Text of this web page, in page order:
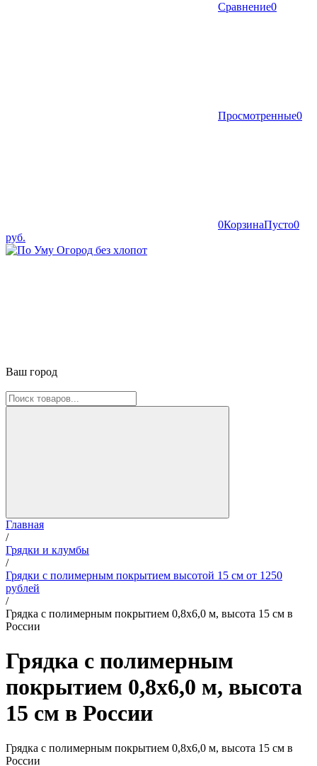
Сравнение0
Просмотренные0
0КорзинаПусто0
руб.
Ваш город
Главная
/
Грядки и клумбы
/
Грядки с полимерным покрытием высотой 15 см от 1250
рублей
/
Грядка с полимерным покрытием 0,8х6,0 м, высота 15 см в
России
Грядка с полимерным
покрытием 0,8х6,0 м, высота
15 см в России
Грядка с полимерным покрытием 0,8х6,0 м, высота 15 см в
России